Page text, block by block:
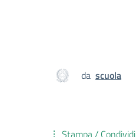
da scuola
Stampa / Condividi